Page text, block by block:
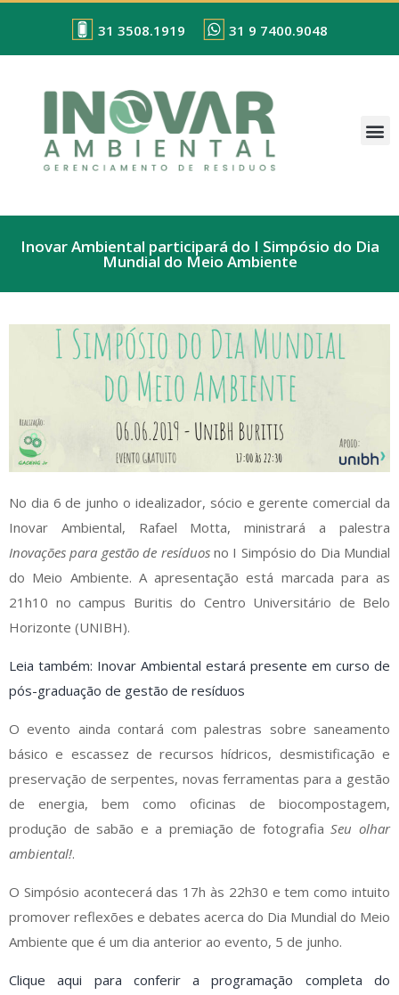
31 3508.1919 31 9 7400.9048
Inovar Ambiental participará do I Simpósio do Dia
Mundial do Meio Ambiente
No dia 6 de junho o idealizador, sócio e gerente comercial da
Inovar Ambiental, Rafael Motta, ministrará a palestra
Inovações para gestão de resíduosno I Simpósio do Dia Mundial
do Meio Ambiente. A apresentação está marcada para as
21h10 no campus Buritis do Centro Universitário de Belo
Horizonte (UNIBH).
Leia também: Inovar Ambiental estará presente em curso de
pós-graduação de gestão de resíduos
O evento ainda contará com palestras sobre saneamento
básico e escassez de recursos hídricos, desmistificação e
preservação de serpentes, novas ferramentas para a gestão
de energia, bem como oficinas de biocompostagem,
produção de sabão e a premiação de fotografiaSeu olhar
ambiental!.
O Simpósio acontecerá das 17h às 22h30 e tem como intuito
promover reflexões e debates acerca do Dia Mundial do Meio
Ambiente que é um dia anterior ao evento, 5 de junho.
Clique aqui para conferir a programação completa do